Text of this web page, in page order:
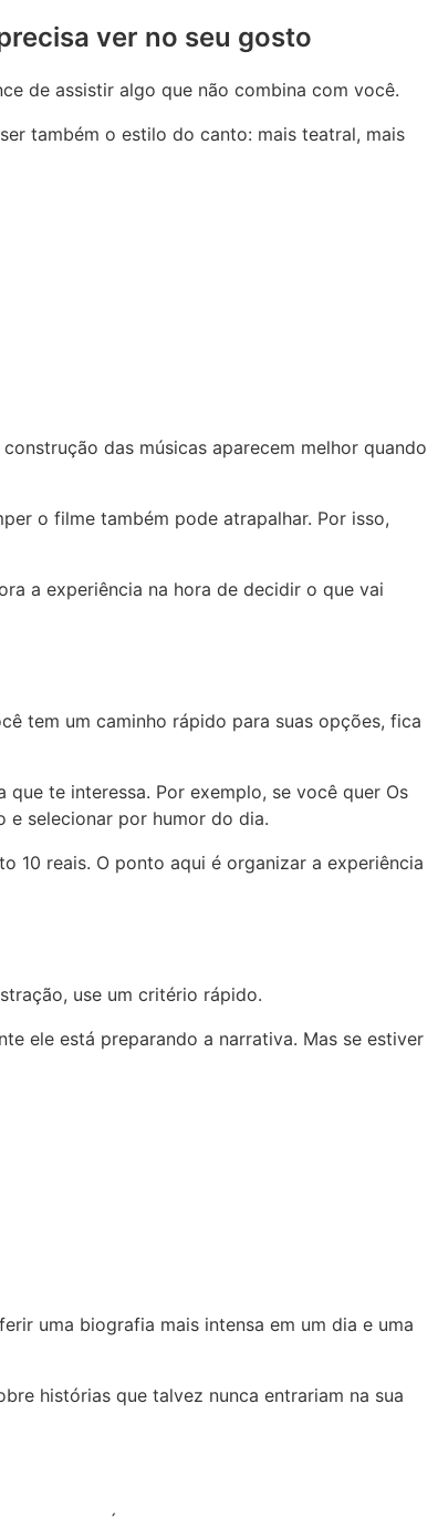
ver no seu gosto
de assistir algo que não combina com você.
também o estilo do canto: mais teatral, mais
das músicas aparecem melhor quando
o filme também pode atrapalhar. Por isso,
a experiência na hora de decidir o que vai
tem um caminho rápido para suas opções, fica
te interessa. Por exemplo, se você quer Os
selecionar por humor do dia.
10 reais. O ponto aqui é organizar a experiência
use um critério rápido.
ele está preparando a narrativa. Mas se estiver
uma biografia mais intensa em um dia e uma
histórias que talvez nunca entrariam na sua